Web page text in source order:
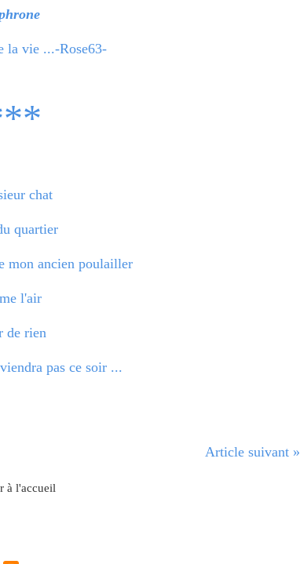
la vie ...-Rose63-
chat
quartier
mon ancien poulailler
l'air
de rien
pas ce soir ...
Article suivant »
à l'accueil